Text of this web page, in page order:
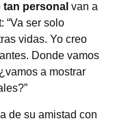
tan personal van a
“Va ser solo
vidas. Yo creo
Donde vamos
a mostrar
de su amistad con